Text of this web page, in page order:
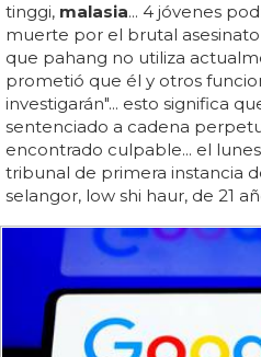
tinggi, malasia... 4 jóvenes
muerte por el brutal
que pahang no utiliza
prometió que él y otros
investigarán"... esto significa
sentenciado a cadena
encontrado culpable... el
tribunal de primera instancia
selangor, low shi haur, de 21